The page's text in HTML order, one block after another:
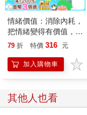
情緒價值：消除內耗，
把情緒變得有價值，跟
誰都能自在相處
79 折 特價 316 元
加入購物車
其他人也看